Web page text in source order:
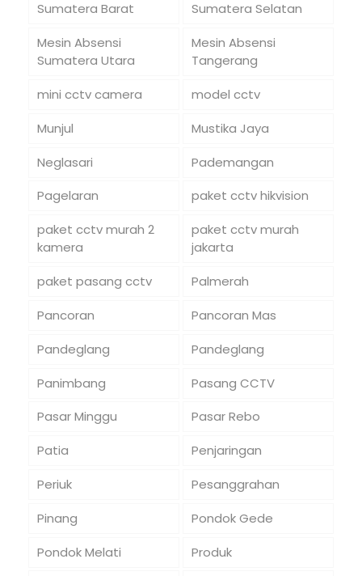
Sumatera Barat
Sumatera Selatan
Mesin Absensi
Sumatera Utara
Mesin Absensi
Tangerang
mini cctv camera
model cctv
Munjul
Mustika Jaya
Neglasari
Pademangan
Pagelaran
paket cctv hikvision
paket cctv murah 2
kamera
paket cctv murah
jakarta
paket pasang cctv
Palmerah
Pancoran
Pancoran Mas
Pandeglang
Pandeglang
Panimbang
Pasang CCTV
Pasar Minggu
Pasar Rebo
Patia
Penjaringan
Periuk
Pesanggrahan
Pinang
Pondok Gede
Pondok Melati
Produk